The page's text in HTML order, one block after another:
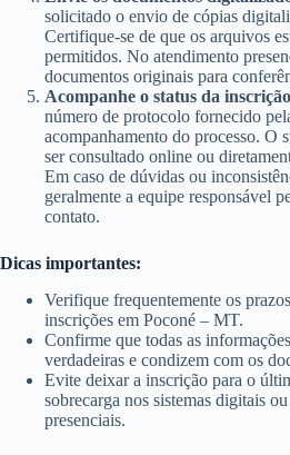
solicitado o envio de cópias
Certifique-se de que os arquivos
permitidos. No atendimento
documentos originais para
Acompanhe o status da inscrição
número de protocolo fornecido
acompanhamento do processo. O
ser consultado online ou
Em caso de dúvidas ou
geralmente a equipe responsável
contato.
Dicas importantes:
Verifique frequentemente os
inscrições em Poconé – MT.
Confirme que todas as
verdadeiras e condizem com os
Evite deixar a inscrição para o
sobrecarga nos sistemas digitais
presenciais.